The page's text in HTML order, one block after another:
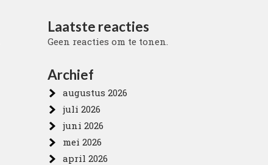
Laatste reacties
Geen reacties om te tonen.
Archief
augustus 2026
juli 2026
juni 2026
mei 2026
april 2026